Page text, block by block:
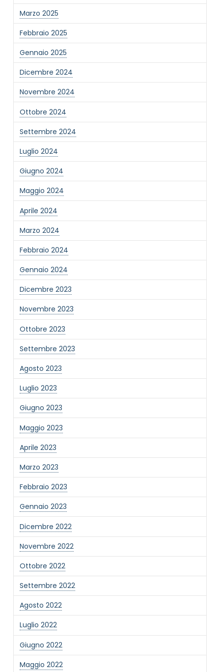
Marzo 2025
Febbraio 2025
Gennaio 2025
Dicembre 2024
Novembre 2024
Ottobre 2024
Settembre 2024
Luglio 2024
Giugno 2024
Maggio 2024
Aprile 2024
Marzo 2024
Febbraio 2024
Gennaio 2024
Dicembre 2023
Novembre 2023
Ottobre 2023
Settembre 2023
Agosto 2023
Luglio 2023
Giugno 2023
Maggio 2023
Aprile 2023
Marzo 2023
Febbraio 2023
Gennaio 2023
Dicembre 2022
Novembre 2022
Ottobre 2022
Settembre 2022
Agosto 2022
Luglio 2022
Giugno 2022
Maggio 2022